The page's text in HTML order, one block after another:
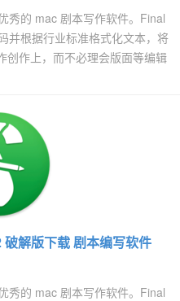
秀的 mac 剧本写作软件。Final
并根据行业标准格式化文本，将
创作上，而不必理会版面等编辑
解版下载 剧本编写软件
秀的 mac 剧本写作软件。Final